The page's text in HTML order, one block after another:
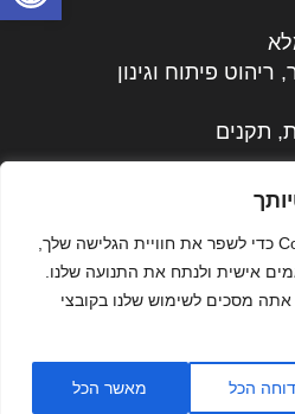
אנו משתמשים בקובצי Cookie כדי לשפר את חוויית הגלישה שלך,
אישית ולנתח את התנועה שלנו.
מסכים לשימוש שלנו בקובצי
דוחה הכל מאשר הכל
פיתוח וגינון
תקנים
מתקדמות